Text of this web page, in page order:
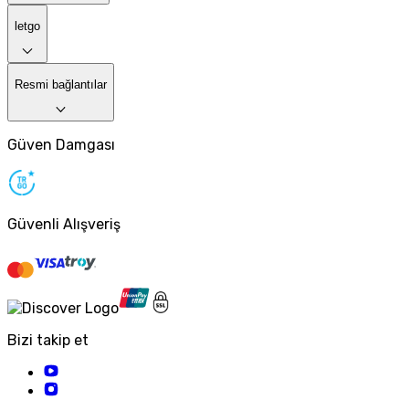
letgo
Resmi bağlantılar
Güven Damgası
Güvenli Alışveriş
Bizi takip et